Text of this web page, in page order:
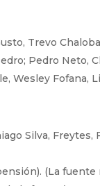
Trevo
Pedro Neto,
Wesley Fofana,
Silva,
(La